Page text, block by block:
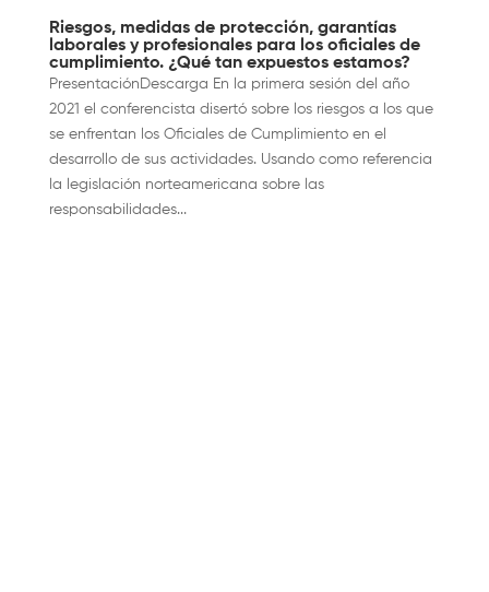
Riesgos, medidas de protección, garantías
laborales y profesionales para los oficiales de
cumplimiento. ¿Qué tan expuestos estamos?
PresentaciónDescarga En la primera sesión del año
2021 el conferencista disertó sobre los riesgos a los que
se enfrentan los Oficiales de Cumplimiento en el
desarrollo de sus actividades. Usando como referencia
la legislación norteamericana sobre las
responsabilidades...